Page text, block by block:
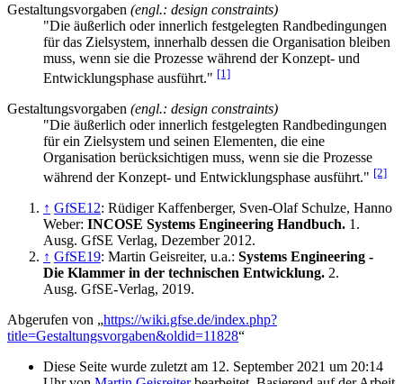
Gestaltungsvorgaben (engl.: design constraints)
"Die äußerlich oder innerlich festgelegten Randbedingungen
für das Zielsystem, innerhalb dessen die Organisation bleiben
muss, wenn sie die Prozesse während der Konzept- und
Entwicklungsphase ausführt." [1]
Gestaltungsvorgaben (engl.: design constraints)
"Die äußerlich oder innerlich festgelegten Randbedingungen
für ein Zielsystem und seinen Elementen, die eine
Organisation berücksichtigen muss, wenn sie die Prozesse
während der Konzept- und Entwicklungsphase ausführt." [2]
↑ GfSE12: Rüdiger Kaffenberger, Sven-Olaf Schulze, Hanno
Weber: INCOSE Systems Engineering Handbuch. 1.
Ausg. GfSE Verlag, Dezember 2012.
↑ GfSE19: Martin Geisreiter, u.a.: Systems Engineering -
Die Klammer in der technischen Entwicklung. 2.
Ausg. GfSE-Verlag, 2019.
Abgerufen von „https://wiki.gfse.de/index.php?
title=Gestaltungsvorgaben&oldid=11828“
Diese Seite wurde zuletzt am 12. September 2021 um 20:14